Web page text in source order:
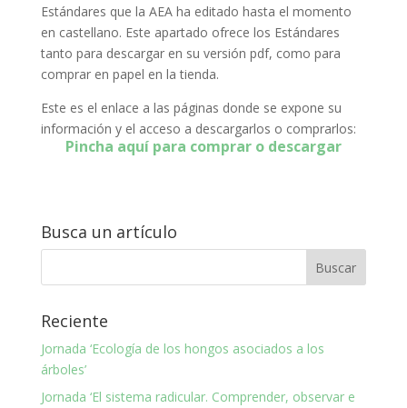
Estándares que la AEA ha editado hasta el momento
en castellano. Este apartado ofrece los Estándares
tanto para descargar en su versión pdf, como para
comprar en papel en la tienda.
Este es el enlace a las páginas donde se expone su
información y el acceso a descargarlos o comprarlos:
Pincha aquí para comprar o descargar
Busca un artículo
Reciente
Jornada ‘Ecología de los hongos asociados a los
árboles’
Jornada ‘El sistema radicular. Comprender, observar e